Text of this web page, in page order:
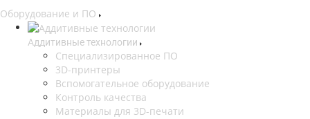
Оборудование и ПО
Аддитивные технологии
Специализированное ПО
3D-принтеры
Вспомогательное оборудование
Контроль качества
Материалы для 3D-печати